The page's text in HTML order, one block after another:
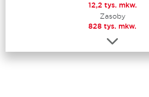
12,2 tys. mkw.
Zasoby
828 tys. mkw.